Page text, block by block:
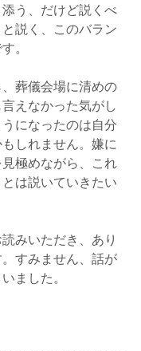
う、だけど説くべ
説く、このバラン
。
葬儀会場に清めの
えなかった気がし
になったのは自分
しれません。嫌に
極めながら、これ
は説いていきたい
みいただき、あり
すみません、話が
ました。